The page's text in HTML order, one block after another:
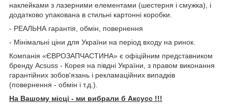
наклейками з лазерними елементами (шестерня і смужка), і
додатково упакована в стильні картонні коробки.
- РЕАЛЬНА гарантія, обмін, повернення
- Мінімальні ціни для України на період входу на ринок.
Компанія «ЄВРОЗАПЧАСТИНА» є офіційним представником
бренду Acsuss - Корея на півдні України, з правом виконання
гарантійних зобов'язань і рекламаційних випадків
(повернення - обмін і т.д.).
На Вашому місці - ми вибрали б Aксусс !!!